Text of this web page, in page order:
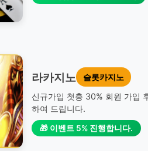
라카지노
슬롯카지노
신규가입 첫충 30% 회원 가입
하여 드립니다.
🎁 이벤트 5% 진행합니다.